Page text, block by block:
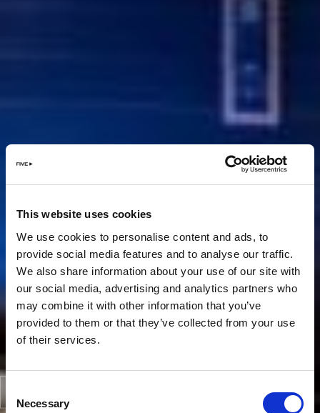
This website uses cookies
We use cookies to personalise content and ads, to
provide social media features and to analyse our traffic.
We also share information about your use of our site with
our social media, advertising and analytics partners who
may combine it with other information that you’ve
provided to them or that they’ve collected from your use
of their services.
Selection
Necessary